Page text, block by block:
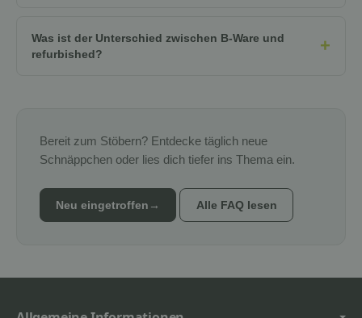
Was ist der Unterschied zwischen B-Ware und
refurbished?
Bereit zum Stöbern? Entdecke täglich neue
Schnäppchen oder lies dich tiefer ins Thema ein.
Neu eingetroffen → Alle FAQ lesen